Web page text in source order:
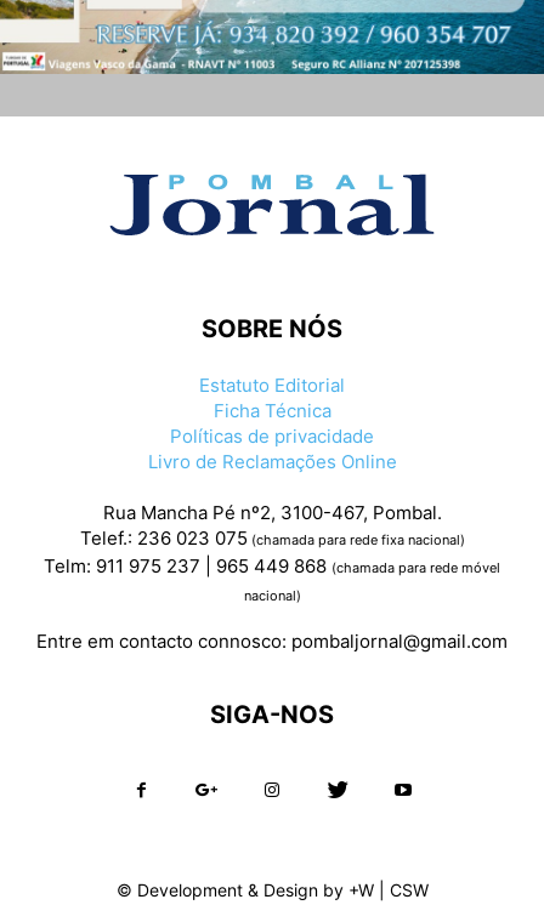
SOBRE NÓS
Estatuto Editorial
Ficha Técnica
Políticas de privacidade
Livro de Reclamações Online
Rua Mancha Pé nº2, 3100-467, Pombal.
Telef.: 236 023 075 (chamada para rede fixa nacional)
Telm: 911 975 237 | 965 449 868 (chamada para rede móvel
nacional)
Entre em contacto connosco: pombaljornal@gmail.com
SIGA-NOS
© Development & Design by +W| CSW